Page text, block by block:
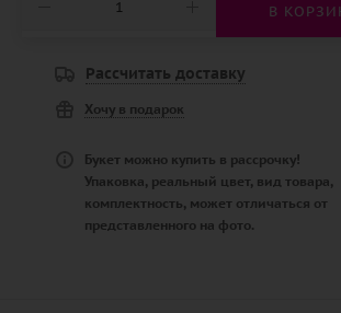
В
Рассчитать доставку
Хочу в подарок
Букет можно купить в рассрочку!
Упаковка, реальный цвет, вид товара,
комплектность, может отличаться от
представленного на фото.